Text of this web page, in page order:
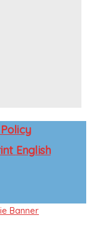
English
Banner